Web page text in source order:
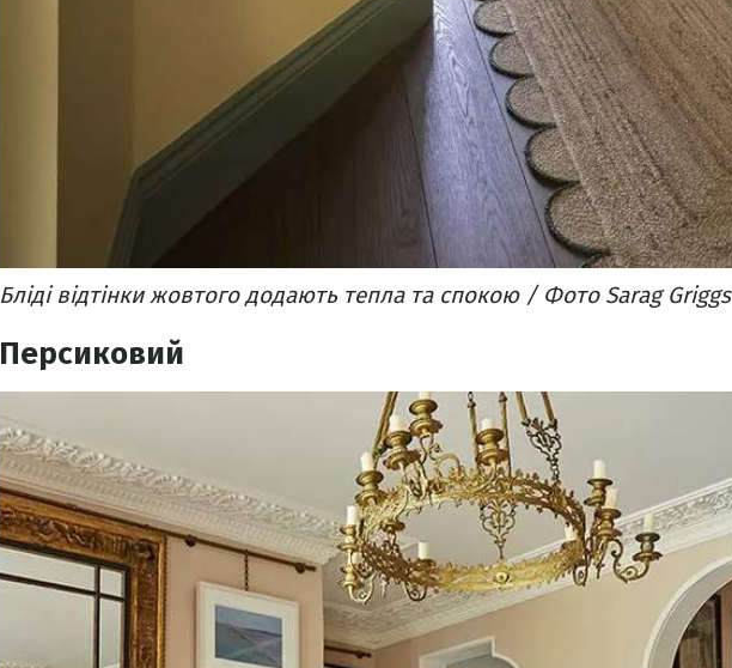
Бліді відтінки жовтого додають тепла та спокою / Фото Sarag Griggs
Персиковий